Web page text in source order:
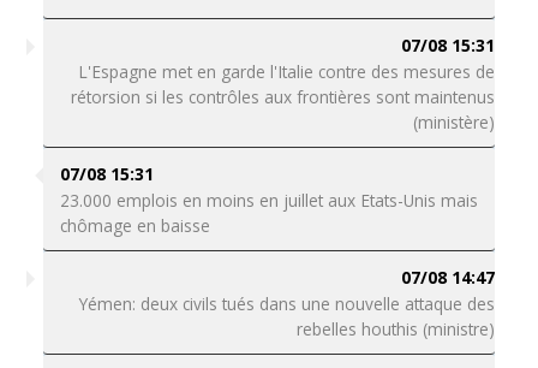
07/08 15:31
L'Espagne met en garde l'Italie contre des mesures de
rétorsion si les contrôles aux frontières sont maintenus
(ministère)
07/08 15:31
23.000 emplois en moins en juillet aux Etats-Unis mais
chômage en baisse
07/08 14:47
Yémen: deux civils tués dans une nouvelle attaque des
rebelles houthis (ministre)